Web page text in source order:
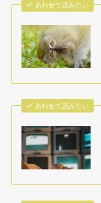
あわせて読みたい
あわせて読みたい